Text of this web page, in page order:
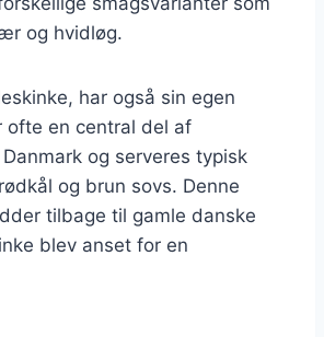
og hvidløg.
har også sin egen
ofte en central del af
og serveres typisk
og brun sovs. Denne
tilbage til gamle danske
blev anset for en